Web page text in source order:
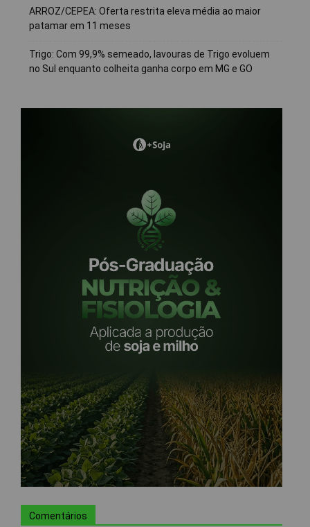
ARROZ/CEPEA: Oferta restrita eleva média ao maior
patamar em 11 meses
Trigo: Com 99,9% semeado, lavouras de Trigo evoluem
no Sul enquanto colheita ganha corpo em MG e GO
Comentários